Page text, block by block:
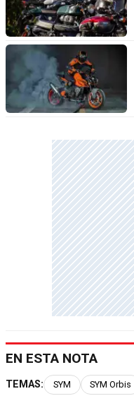
EN ESTA NOTA
TEMAS: SYM SYM Orbis